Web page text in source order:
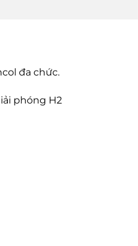
đa chức.
phóng H2